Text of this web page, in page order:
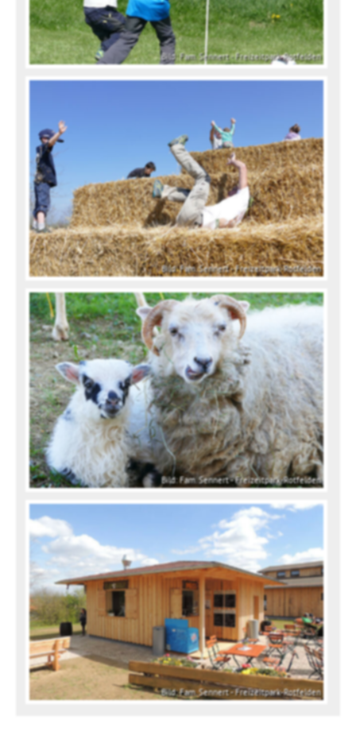
Bild: Fam. Sennert - Freizeitpark-Rotfelden
Bild: Fam. Sennert - Freizeitpark-Rotfelden
Bild: Fam. Sennert - Freizeitpark-Rotfelden
Bild: Fam. Sennert - Freizeitpark-Rotfelden